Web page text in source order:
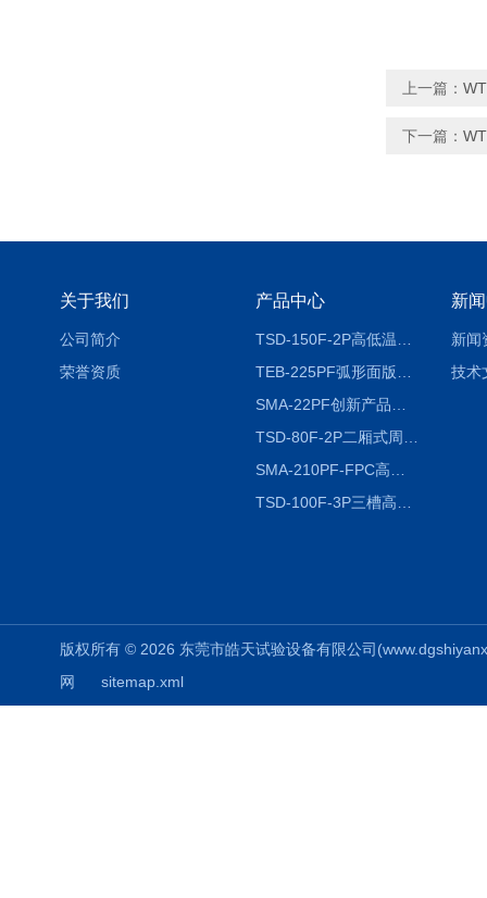
上一篇：
下一篇：
关于我们
公司简介
荣誉资质
产品中心 新
新闻
技术
版权所有 © 2026 东莞市皓天试验设备有限公司
网
sitemap.xml